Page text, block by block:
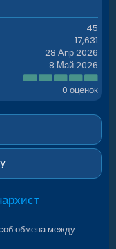
—
— в
45
17,631
28 Апр 2026
8 Май 2026
0
.
0
з
ё
з
0 оценок
обмена между